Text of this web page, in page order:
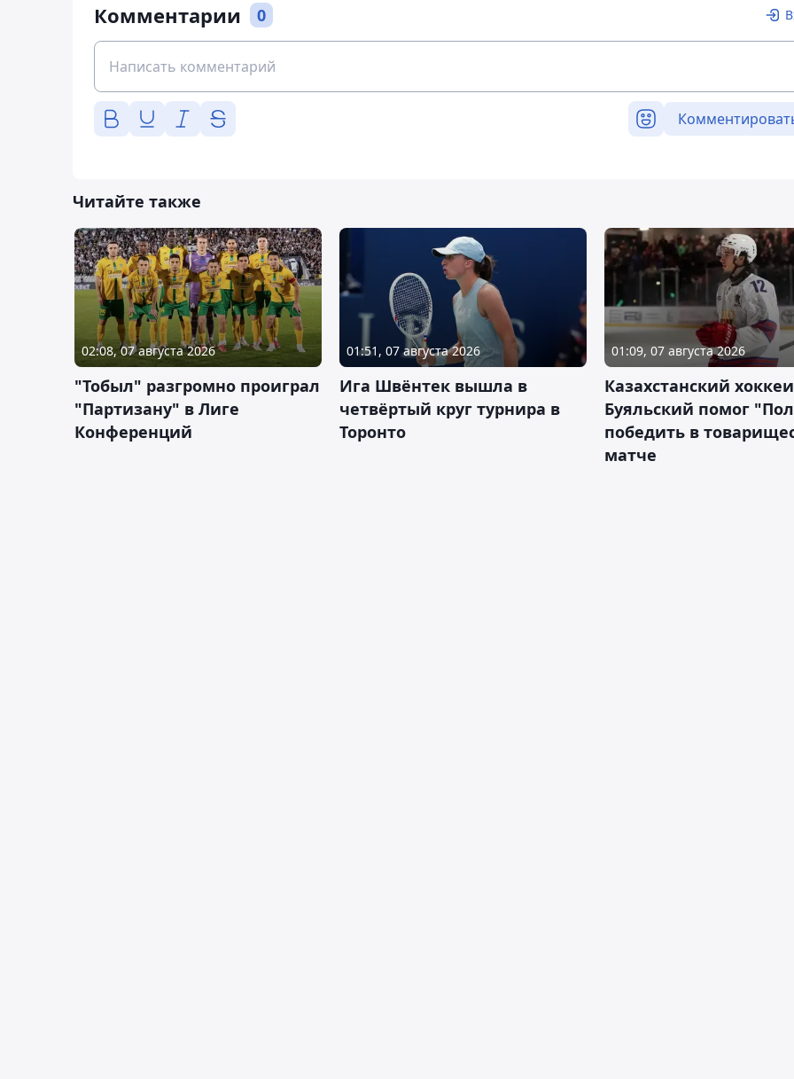
Комментарии 0
Читайте также
02:08, 07 августа 2026
"Тобыл" разгромно проиграл
"Партизану" в Лиге
Конференций
01:51, 07 августа 2026
Ига Швёнтек вышла в
четвёртый круг турнира в
Торонто
01:09, 07 августа 2026
Казахстанский
Буяльский помог
победить в
матче